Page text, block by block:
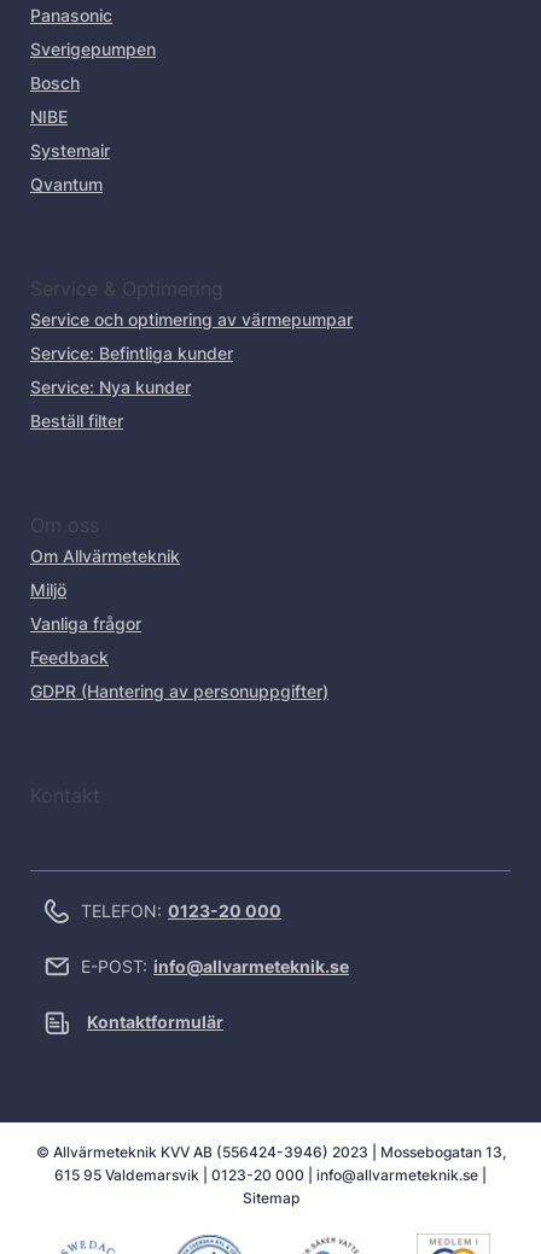
Panasonic
Sverigepumpen
Bosch
NIBE
Systemair
Qvantum
Service & Optimering
Service och optimering av värmepumpar
Service: Befintliga kunder
Service: Nya kunder
Beställ filter
Om oss
Om Allvärmeteknik
Miljö
Vanliga frågor
Feedback
GDPR (Hantering av personuppgifter)
Kontakt
TELEFON: 0123-20 000
E-POST: info@allvarmeteknik.se
Kontaktformulär
© Allvärmeteknik KVV AB (556424-3946) 2023 | Mossebogatan 13,
615 95 Valdemarsvik | 0123-20 000 info@allvarmeteknik.se
Sitemap